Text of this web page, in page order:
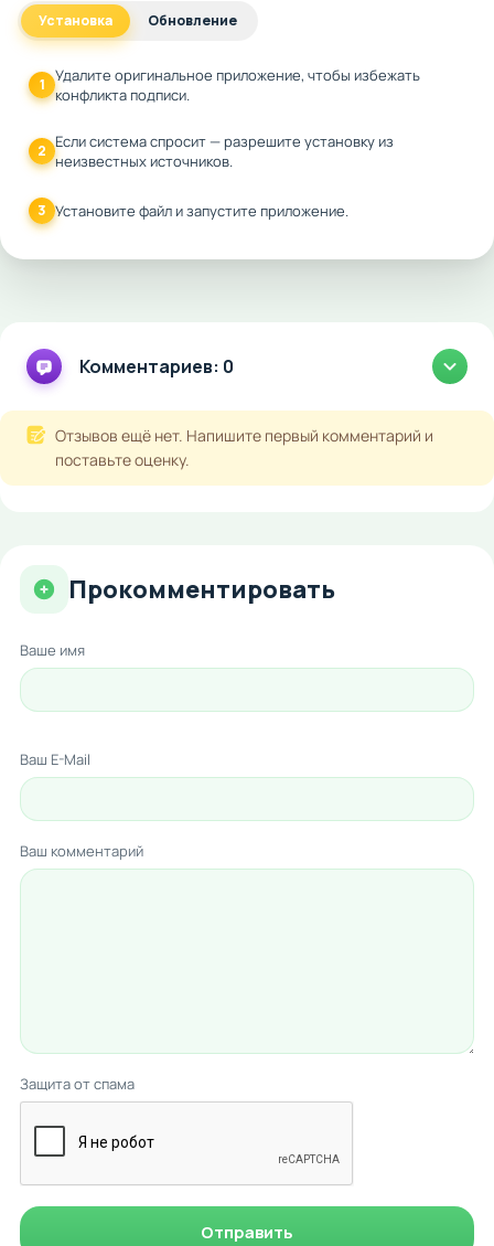
Установка Обновление
1 Удалите оригинальное приложение, чтобы избежать
конфликта подписи.
2 Если система спросит — разрешите установку из
неизвестных источников.
3 Установите файл и запустите приложение.
Комментариев: 0
Отзывов ещё нет. Напишите первый комментарий и
поставьте оценку.
Прокомментировать
Ваше имя
Ваш E-Mail
Ваш комментарий
Защита от спама
Отправить